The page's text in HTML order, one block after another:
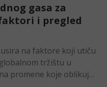
gasa za
i pregled
infrastrukturu u Persijskom zalivu ili eventualna blokada Saudijske Arabije od strane Huta naglo bi podigli globalne cene gasa. To bi preko arbitraže moglo snažno da povuče Henry Hub naviše, potencijalno ponovo iznad 3,00 dolara, uprkos visokim domaćim zalihama. Rat Rusije i Ukrajine Sukob između Rusije i Ukrajine značajno je eskalirao tokom jula. Prema proceni Kijeva, ukrajinski napadi onesposobili su više od 40% ruskih kapaciteta za preradu nafte, dok je Rusija odgovorila napadima dronovima na ukrajinska postrojenja za proizvodnju gasa. Dugotrajna oštećenja energetske infrastrukture na obe strane održavaju zabrinutost zbog snabdevanja Evrope i podržavaju cene TTF-a. Time se čuva arbitražni prostor koji usmerava američke LNG isporuke preko Atlantika. Sve dok Evropa zavisi od američkog LNG-a za popunjavanje zimskih zaliha, Henry Hub zadržava određeni nivo podrške bez obzira na višak ponude u SAD. Svaka dalja eskalacija usmerena na ukrajinska skladišta gasa ili tranzitnu infrastrukturu pred grejnu sezonu dodatno bi podigla TTF i povećala isplativost američkog izvoza. Napredak ka primirju, s druge strane, uklonio bi jedan od dva geopolitička faktora koji podržavaju američke cene gasa tokom trećeg kvartala. 5. Makroekonomski uslovi Makroekonomsko okruženje ostaje restriktivno pred avgust. Junska inflacija usporila je na 3,5%, ali novi rast cena nafte preti da zaustavi proces dezinflacije. Očekuje se da Fed na sastanku 29. jula zadrži kamatne stope nepromenjenim, dok tržišta i dalje procenjuju oko 68% verovatnoće za povećanje stopa u septembru. DXY se kreće oko 101, blizu najvišeg nivoa u poslednje 52 nedelje. Snažan dolar vrši pritisak na cenu prirodnog gasa jer američki LNG čini skupljim za strane kupce. Ipak, povećana razlika između cena Henry Huba i TTF-a, izazvana ratom, i dalje podržava američki izvoz. Pored tržišta prirodnog gasa za grejanje, važno je posmatrati i kretanje cena goriva poput auto gasa i CNG-a, koji direktno utiču na troškove prevoza i budžet domaćinstava. » Istraži analizu poreza na kapitalnu dobit kod CFD trgoavanja 6. Tehnički indikatori Fjučersi na prirodni gas trguju se oko 2,90 dolara po MMBtu, nakon što je julski pad od 12,77% probio podršku na 3,00 dolara koja je važila tokom celog juna. Cena je pala nešto iznad 2,80 dolara, a zatim se stabilizovala krajem meseca. Sledeći veći pomak verovatno će zavisiti od nedeljnih EIA izveštaja o zalihama i od toga da li će avgust doneti duži period visokih temperatura. Nekadašnja podrška na 3,00 dolara sada predstavlja prvi važan nivo otpora. Povratak iznad tog nivoa bio bi potreban da se popravi tehnička slika. Na donjoj strani, pad ispod julskog minimuma od oko 2,80 dolara otvorio bi prostor ka najnižem nivou od početka godine, na 2,49 dolara. Istovremeno, razlika između trenutne cene i EIA prognoze od 3,37 dolara za treći kvartal ostavlja značajan prostor za oporavak, ukoliko vremenski uslovi ili geopolitički sukobi pruže novi podsticaj. 7. Pokretni proseci Trenutna cena od 2,89 dolara nalazi se tačno u zoni gusto grupisanih pokretnih proseka. SMA za 50 perioda iznosi 2,93 dolara, SMA za 100 perioda 2,92 dolara, a SMA za 200 perioda 2,89 dolara. Sva tri proseka sabijena su u uzak raspon nakon što se tržište tokom druge polovine jula stabilizovalo iznad 2,85 dolara. Sva tri pokretna proseka naglo su se okrenula naniže tokom pada početkom jula. Stabilizacija krajem meseca ih je, međutim, izravnala, dok je nedavni oporavak prema 2,95 dolara nakratko podigao cenu iznad čitave zone proseka, prvi put od početka rasprodaje. » Saznaj šta je price target i kako funkcioniše 8. Indeks relativne snage (RSI) RSI za 14 perioda trenutno iznosi 34,82, dok je signalna linija na 44,63. Indikator se ponovo okreće naniže nakon što se oporavak cene prema 2,95 dolara krajem jula nije održao, a momentum je oslabio ispod neutralnog nivoa. Tokom druge polovine jula RSI se kretao između 30 i 70, dok se cena stabilizovala iznad 2,85 dolara. Duboko preprodati nivoi ispod 20, zabeleženi tokom početnog pada početkom jula, označili su najnižu tačku momentuma u čitavom kretanju. Da bi prirodni gas signalizirao održiv oporavak, obe RSI linije moraju da se vrate iznad 50 i zadrže se na tom nivou. To bi podržalo rast prema otporu na 3,00 dolara. Trenutni pad prema zoni preprodatosti, međutim, pokazuje da je proces stabilizacije i dalje slab i da se novi test minimuma oko 2,80 dolara ne može isključiti. » Pogledaj najbolje CFD deonice za trgovanje 9. Fibonačijevi nivoi povlačenja Ako se Fibonacci nivoi povuku od junskog maksimuma na 3,38 dolara do minimuma s kraja aprila na 2,50 dolara, trenutna